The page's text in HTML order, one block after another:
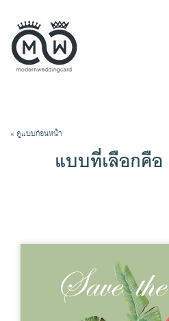
« ดูแบบก่อนหน้า
แบบที่เลือกคือ